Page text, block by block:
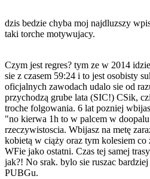
dzis bedzie chyba moj najdluzszy
taki torche motywujacy.
Czym jest regres? tym ze w 2014
sie z czasem 59:24 i to jest osobisty
oficjalnych zawodach udalo sie od
przychodzą grube lata (SIC!) CSik,
troche folgowania. 6 lat pozniej
"no kierwa 1h to w palcem w
rzeczywistoscia. Wbijasz na metę
kobietą w ciąży oraz tym kolesiem co
WFie jako ostatni. Czas tej samej
jak?! No srak. bylo sie ruszac
PUBGu.